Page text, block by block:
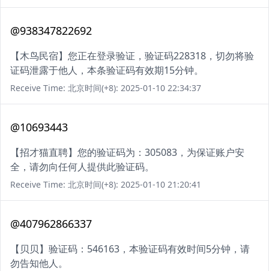
@938347822692
【木鸟民宿】您正在登录验证，验证码228318，切勿将验
证码泄露于他人，本条验证码有效期15分钟。
Receive Time: 北京时间(+8): 2025-01-10 22:34:37
@10693443
【招才猫直聘】您的验证码为：305083，为保证账户安
全，请勿向任何人提供此验证码。
Receive Time: 北京时间(+8): 2025-01-10 21:20:41
@407962866337
【贝贝】验证码：546163，本验证码有效时间5分钟，请
勿告知他人。